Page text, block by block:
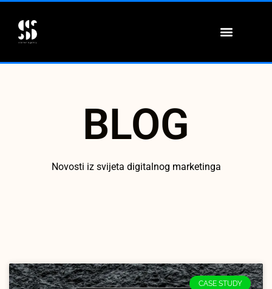
BLOG
Novosti iz svijeta digitalnog marketinga
CASE STUDY